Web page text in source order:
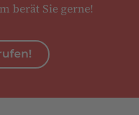
berät Sie gerne!